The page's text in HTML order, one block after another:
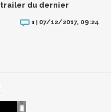
du dernier
1 | 07/12/2017, 09:24